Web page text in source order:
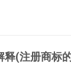
释(注册商标